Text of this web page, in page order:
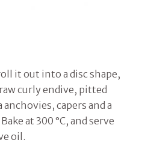
it out into a disc shape,
curly endive, pitted
anchovies, capers and a
at 300 °C, and serve
oil.